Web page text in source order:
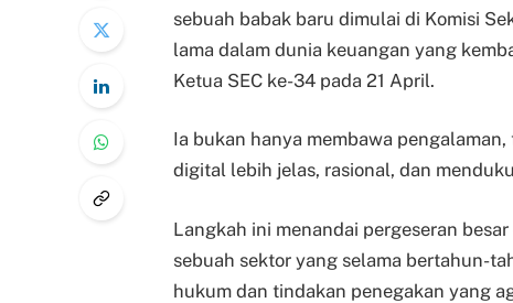
sebuah babak baru dimulai di Komisi
lama dalam dunia keuangan yang
Ketua SEC ke-34 pada 21 April.
Ia bukan hanya membawa
digital lebih jelas, rasional, dan
Langkah ini menandai pergeseran
sebuah sektor yang selama bertahun-
hukum dan tindakan penegakan yang